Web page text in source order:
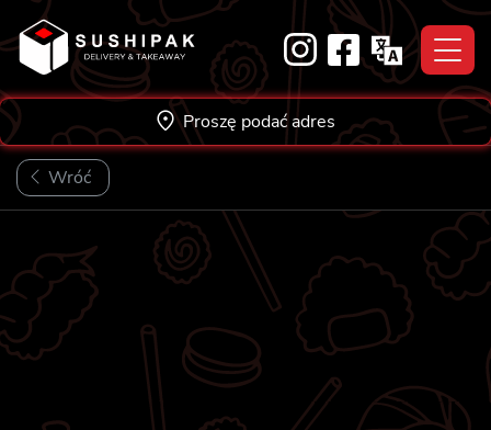
to
content
Proszę podać adres
Wróć